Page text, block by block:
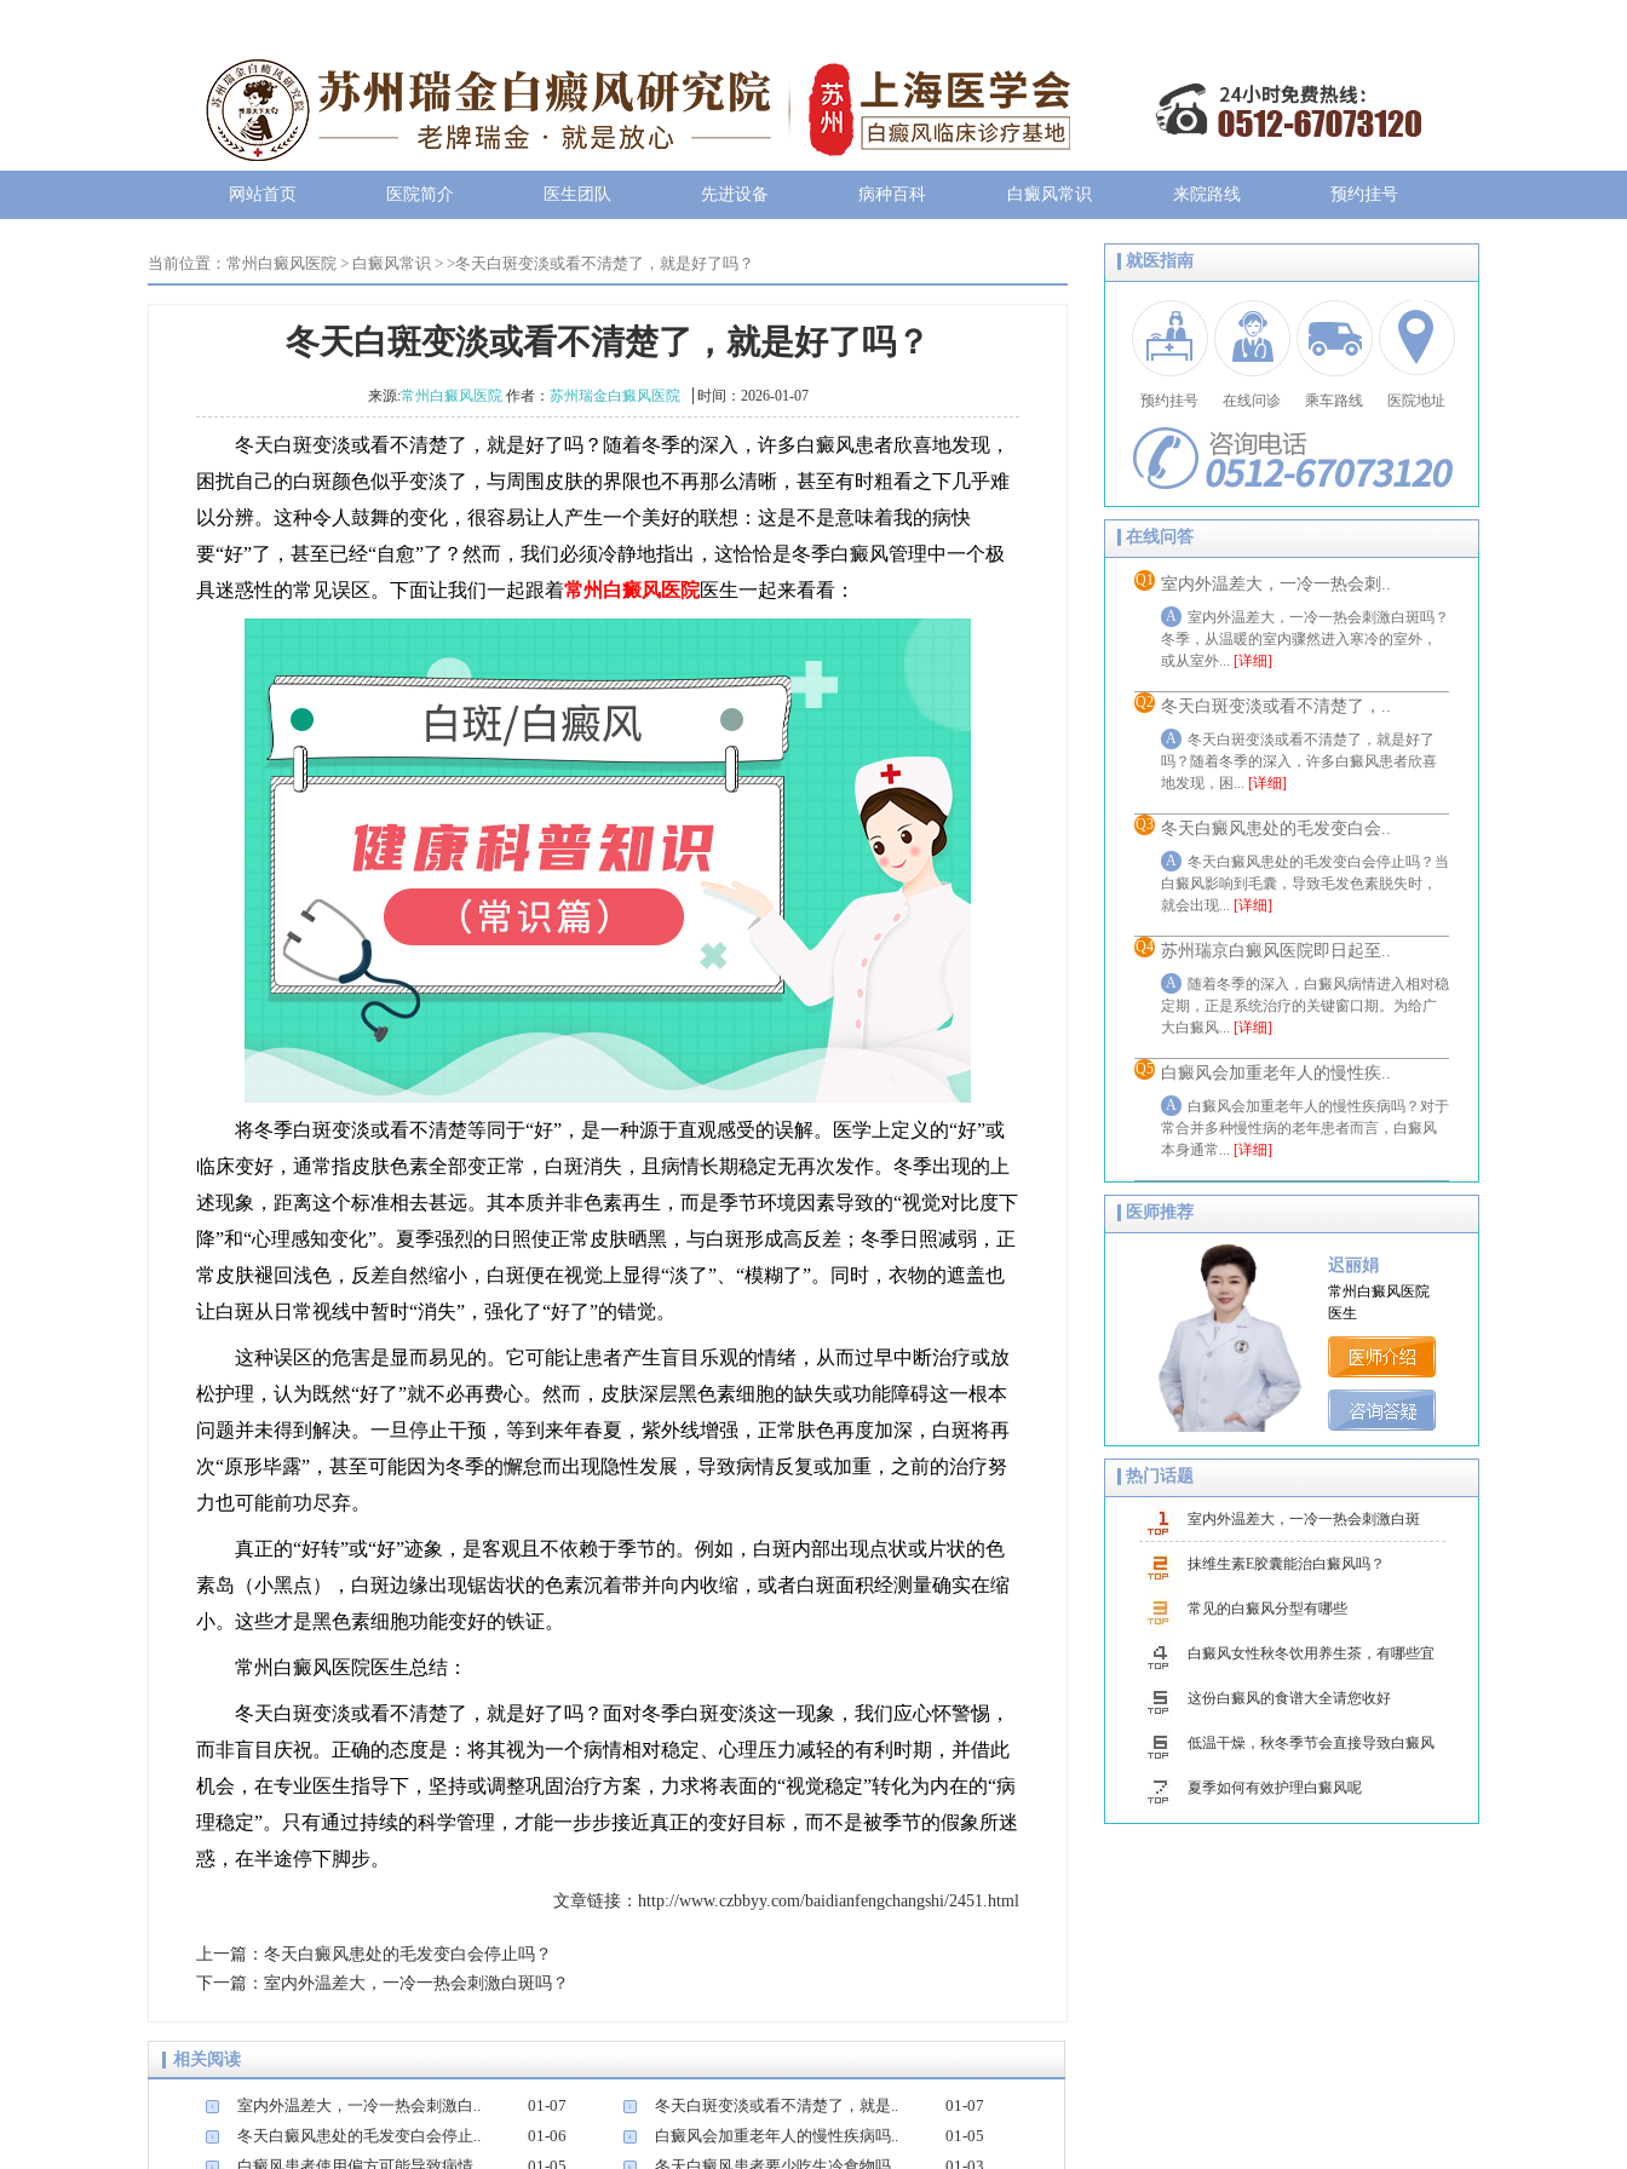
网站首页 医院简介 医生团队 先进设备 病种百科 白癜风常识 来院路线 预约挂号
当前位置： 常州白癜风医院 > 白癜风常识 > >冬天白斑变淡或看不清楚了，就是好了吗？
冬天白斑变淡或看不清楚了，就是好了吗？
来源:常州白癜风医院 作者： 苏州瑞金白癜风医院 时间：2026-01-07
冬天白斑变淡或看不清楚了，就是好了吗？随着冬季的深入，许多白癜风患者欣喜地发现，
困扰自己的白斑颜色似乎变淡了，与周围皮肤的界限也不再那么清晰，甚至有时粗看之下几乎难
以分辨。这种令人鼓舞的变化，很容易让人产生一个美好的联想：这是不是意味着我的病快
要“好”了，甚至已经“自愈”了？然而，我们必须冷静地指出，这恰恰是冬季白癜风管理中一个极
具迷惑性的常见误区。下面让我们一起跟着常州白癜风医院医生一起来看看：
将冬季白斑变淡或看不清楚等同于“好”，是一种源于直观感受的误解。医学上定义的“好”或
临床变好，通常指皮肤色素全部变正常，白斑消失，且病情长期稳定无再次发作。冬季出现的上
述现象，距离这个标准相去甚远。其本质并非色素再生，而是季节环境因素导致的“视觉对比度下
降”和“心理感知变化”。夏季强烈的日照使正常皮肤晒黑，与白斑形成高反差；冬季日照减弱，正
常皮肤褪回浅色，反差自然缩小，白斑便在视觉上显得“淡了”、“模糊了”。同时，衣物的遮盖也
让白斑从日常视线中暂时“消失”，强化了“好了”的错觉。
这种误区的危害是显而易见的。它可能让患者产生盲目乐观的情绪，从而过早中断治疗或放
松护理，认为既然“好了”就不必再费心。然而，皮肤深层黑色素细胞的缺失或功能障碍这一根本
问题并未得到解决。一旦停止干预，等到来年春夏，紫外线增强，正常肤色再度加深，白斑将再
次“原形毕露”，甚至可能因为冬季的懈怠而出现隐性发展，导致病情反复或加重，之前的治疗努
力也可能前功尽弃。
真正的“好转”或“好”迹象，是客观且不依赖于季节的。例如，白斑内部出现点状或片状的色
素岛（小黑点），白斑边缘出现锯齿状的色素沉着带并向内收缩，或者白斑面积经测量确实在缩
小。这些才是黑色素细胞功能变好的铁证。
常州白癜风医院医生总结：
冬天白斑变淡或看不清楚了，就是好了吗？面对冬季白斑变淡这一现象，我们应心怀警惕，
而非盲目庆祝。正确的态度是：将其视为一个病情相对稳定、心理压力减轻的有利时期，并借此
机会，在专业医生指导下，坚持或调整巩固治疗方案，力求将表面的“视觉稳定”转化为内在的“病
理稳定”。只有通过持续的科学管理，才能一步步接近真正的变好目标，而不是被季节的假象所迷
惑，在半途停下脚步。
文章链接：http://www.czbbyy.com/baidianfengchangshi/2451.html
上一篇： 冬天白癜风患处的毛发变白会停止吗？
下一篇： 室内外温差大，一冷一热会刺激白斑吗？
相关阅读
1 室内外温差大，一冷一热会刺激白.. 01-07 2 冬天白斑变淡或看不清楚了，就是.. 01-07
3 冬天白癜风患处的毛发变白会停止.. 01-06 4 白癜风会加重老年人的慢性疾病吗.. 01-05
5 6
就医指南
预约挂号 在线问诊 乘车路线 医院地址
在线问答
Q1 室内外温差大，一冷一热会刺..
A
室内外温差大，一冷一热会刺激白斑吗？
冬季，从温暖的室内骤然进入寒冷的室外，
或从室外... [详细]
Q2 冬天白斑变淡或看不清楚了，..
A
冬天白斑变淡或看不清楚了，就是好了
吗？随着冬季的深入，许多白癜风患者欣喜
地发现，困... [详细]
Q3 冬天白癜风患处的毛发变白会..
A
冬天白癜风患处的毛发变白会停止吗？当
白癜风影响到毛囊，导致毛发色素脱失时，
就会出现... [详细]
Q4 苏州瑞京白癜风医院即日起至..
A
随着冬季的深入，白癜风病情进入相对稳
定期，正是系统治疗的关键窗口期。为给广
大白癜风... [详细]
Q5 白癜风会加重老年人的慢性疾..
A
白癜风会加重老年人的慢性疾病吗？对于
常合并多种慢性病的老年患者而言，白癜风
本身通常... [详细]
医师推荐
马小玲
医生
宋玉芹 迟丽娟
常州白癜风医院
医生
热门话题
室内外温差大，一冷一热会刺激白斑
吗？
抹维生素E胶囊能治白癜风吗？
常见的白癜风分型有哪些
白癜风女性秋冬饮用养生茶，有哪些宜
与忌？
这份白癜风的食谱大全请您收好
低温干燥，秋冬季节会直接导致白癜风
病情加重
夏季如何有效护理白癜风呢